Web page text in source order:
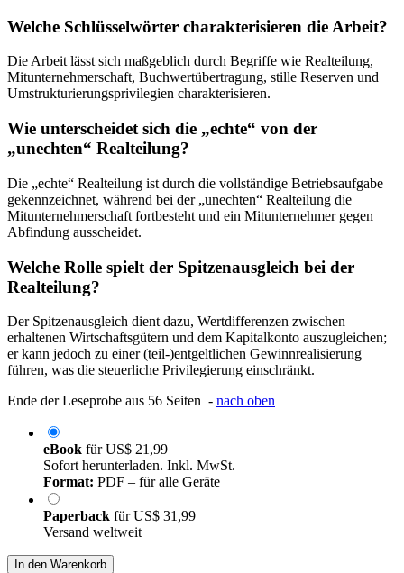
Welche Schlüsselwörter charakterisieren die Arbeit?
Die Arbeit lässt sich maßgeblich durch Begriffe wie Realteilung,
Mitunternehmerschaft, Buchwertübertragung, stille Reserven und
Umstrukturierungsprivilegien charakterisieren.
Wie unterscheidet sich die „echte“ von der
„unechten“ Realteilung?
Die „echte“ Realteilung ist durch die vollständige Betriebsaufgabe
gekennzeichnet, während bei der „unechten“ Realteilung die
Mitunternehmerschaft fortbesteht und ein Mitunternehmer gegen
Abfindung ausscheidet.
Welche Rolle spielt der Spitzenausgleich bei der
Realteilung?
Der Spitzenausgleich dient dazu, Wertdifferenzen zwischen
erhaltenen Wirtschaftsgütern und dem Kapitalkonto auszugleichen;
er kann jedoch zu einer (teil-)entgeltlichen Gewinnrealisierung
führen, was die steuerliche Privilegierung einschränkt.
Ende der Leseprobe aus 56 Seiten - nach oben
eBook fürUS$ 21,99
Sofort herunterladen. Inkl. MwSt.
Format: PDF – für alle Geräte
Paperback fürUS$ 31,99
Versand weltweit
In den Warenkorb